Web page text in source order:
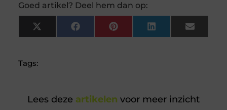
Goed artikel? Deel hem dan op:
X
(Twitter)
FacebookPinterest LinkedIn Email
Tags:
Lees deze artikelen voor meer inzicht